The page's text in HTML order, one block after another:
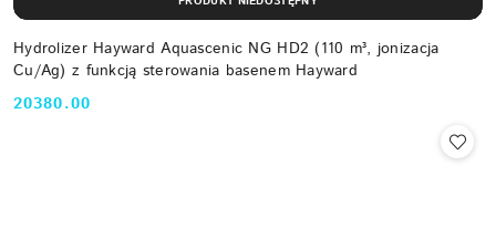
Hydrolizer Hayward Aquascenic NG HD2 (110 m³, jonizacja
Cu/Ag) z funkcją sterowania basenem Hayward
Cena:
20380.00